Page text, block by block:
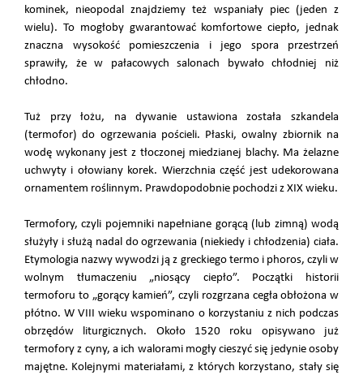
kominek, nieopodal znajdziemy też wspaniały piec (jeden z
wielu). To mogłoby gwarantować komfortowe ciepło, jednak
znaczna wysokość pomieszczenia i jego spora przestrzeń
sprawiły, że w pałacowych salonach bywało chłodniej niż
chłodno.
Tuż przy łożu, na dywanie ustawiona została szkandela
(termofor) do ogrzewania pościeli. Płaski, owalny zbiornik na
wodę wykonany jest z tłoczonej miedzianej blachy. Ma żelazne
uchwyty i ołowiany korek. Wierzchnia część jest udekorowana
ornamentem roślinnym. Prawdopodobnie pochodzi z XIX wieku.
Termofory, czyli pojemniki napełniane gorącą (lub zimną) wodą
służyły i służą nadal do ogrzewania (niekiedy i chłodzenia) ciała.
Etymologia nazwy wywodzi ją z greckiego termo i phoros, czyli w
wolnym tłumaczeniu „niosący ciepło”. Początki historii
termoforu to „gorący kamień”, czyli rozgrzana cegła obłożona w
płótno. W VIII wieku wspominano o korzystaniu z nich podczas
obrzędów liturgicznych. Około 1520 roku opisywano już
termofory z cyny, a ich walorami mogły cieszyć się jedynie osoby
majętne. Kolejnymi materiałami, z których korzystano, stały się